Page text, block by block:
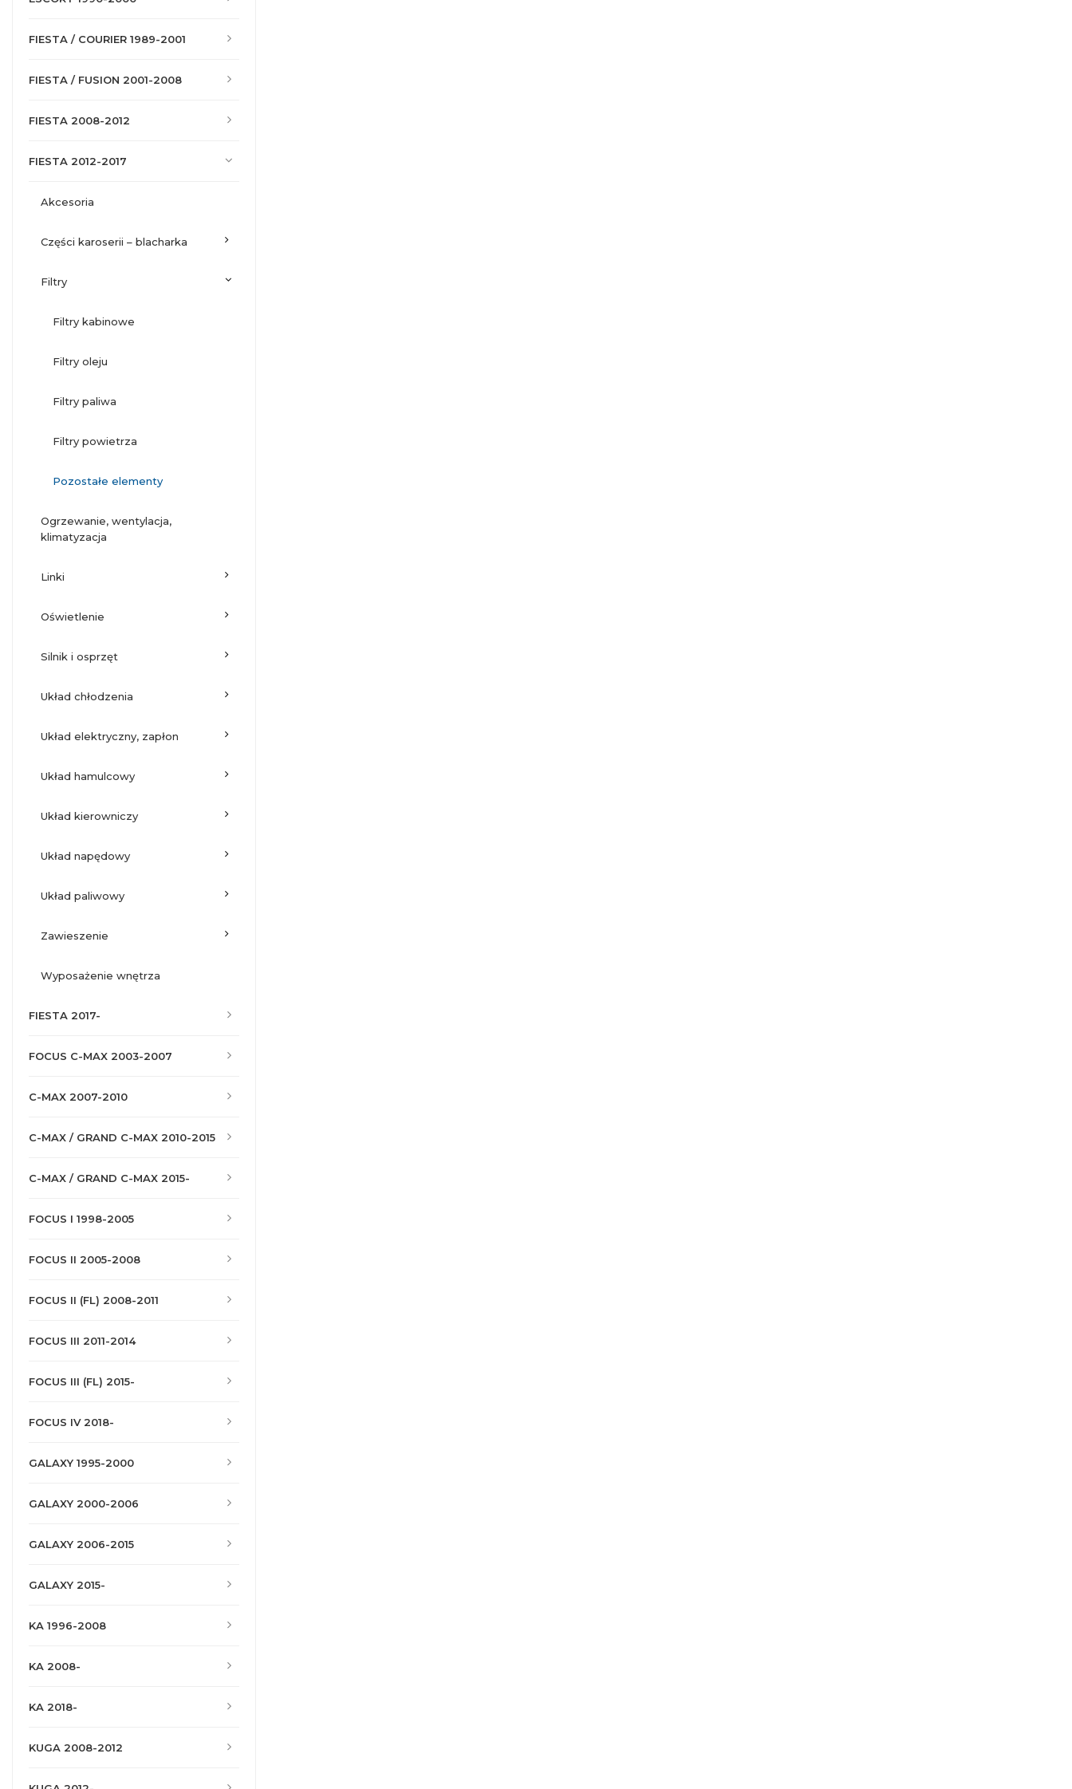
FIESTA / COURIER 1989-2001
FIESTA / FUSION 2001-2008
FIESTA 2008-2012
FIESTA 2012-2017
akcesoria
części karoserii – blacharka
filtry
filtry kabinowe
filtry oleju
filtry paliwa
filtry powietrza
pozostałe elementy
ogrzewanie, wentylacja,
klimatyzacja
linki
oświetlenie
silnik i osprzęt
układ chłodzenia
układ elektryczny, zapłon
układ hamulcowy
układ kierowniczy
układ napędowy
układ paliwowy
zawieszenie
wyposażenie wnętrza
FIESTA 2017-
FOCUS C-MAX 2003-2007
C-MAX 2007-2010
C-MAX / GRAND C-MAX 2010-2015
C-MAX / GRAND C-MAX 2015-
FOCUS I 1998-2005
FOCUS II 2005-2008
FOCUS II (FL) 2008-2011
FOCUS III 2011-2014
FOCUS III (FL) 2015-
FOCUS IV 2018-
GALAXY 1995-2000
GALAXY 2000-2006
GALAXY 2006-2015
GALAXY 2015-
KA 1996-2008
KA 2008-
KA 2018-
KUGA 2008-2012